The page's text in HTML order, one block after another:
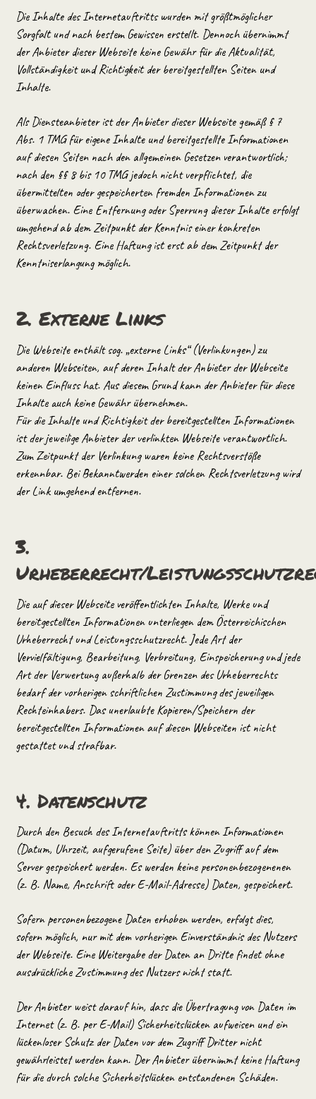
Die Inhalte des Internetauftritts wurden mit größtmöglicher
Sorgfalt und nach bestem Gewissen erstellt. Dennoch übernimmt
der Anbieter dieser Webseite keine Gewähr für die Aktualität,
Vollständigkeit und Richtigkeit der bereitgestellten Seiten und
Inhalte.
Als Diensteanbieter ist der Anbieter dieser Webseite gemäß § 7
Abs. 1 TMG für eigene Inhalte und bereitgestellte Informationen
auf diesen Seiten nach den allgemeinen Gesetzen verantwortlich;
nach den §§ 8 bis 10 TMG jedoch nicht verpflichtet, die
übermittelten oder gespeicherten fremden Informationen zu
überwachen. Eine Entfernung oder Sperrung dieser Inhalte erfolgt
umgehend ab dem Zeitpunkt der Kenntnis einer konkreten
Rechtsverletzung. Eine Haftung ist erst ab dem Zeitpunkt der
Kenntniserlangung möglich.
2. Externe Links
Die Webseite enthält sog. „externe Links“ (Verlinkungen) zu
anderen Webseiten, auf deren Inhalt der Anbieter der Webseite
keinen Einfluss hat. Aus diesem Grund kann der Anbieter für diese
Inhalte auch keine Gewähr übernehmen.
Für die Inhalte und Richtigkeit der bereitgestellten Informationen
ist der jeweilige Anbieter der verlinkten Webseite verantwortlich.
Zum Zeitpunkt der Verlinkung waren keine Rechtsverstöße
erkennbar. Bei Bekanntwerden einer solchen Rechtsverletzung wird
der Link umgehend entfernen.
3.
Urheberrecht/
Die auf dieser Webseite veröffentlichten Inhalte, Werke und
bereitgestellten Informationen unterliegen dem Österreichischen
Urheberrecht und Leistungsschutzrecht. Jede Art der
Vervielfältigung, Bearbeitung, Verbreitung, Einspeicherung und jede
Art der Verwertung außerhalb der Grenzen des Urheberrechts
bedarf der vorherigen schriftlichen Zustimmung des jeweiligen
Rechteinhabers. Das unerlaubte Kopieren/Speichern der
bereitgestellten Informationen auf diesen Webseiten ist nicht
gestattet und strafbar.
4. Datenschutz
Durch den Besuch des Internetauftritts können Informationen
(Datum, Uhrzeit, aufgerufene Seite) über den Zugriff auf dem
Server gespeichert werden. Es werden keine personenbezogenenen
(z. B. Name, Anschrift oder E-Mail-Adresse) Daten, gespeichert.
Sofern personenbezogene Daten erhoben werden, erfolgt dies,
sofern möglich, nur mit dem vorherigen Einverständnis des Nutzers
der Webseite. Eine Weitergabe der Daten an Dritte findet ohne
ausdrückliche Zustimmung des Nutzers nicht statt.
Der Anbieter weist darauf hin, dass die Übertragung von Daten im
Internet (z. B. per E-Mail) Sicherheitslücken aufweisen und ein
lückenloser Schutz der Daten vor dem Zugriff Dritter nicht
gewährleistet werden kann. Der Anbieter übernimmt keine Haftung
für die durch solche Sicherheitslücken entstandenen Schäden.